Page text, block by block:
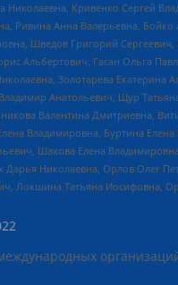
Николаевна, Кривенко
Ривина Анна Валерьевна,
Шведов Григорий
Альбертович, Гасан Ольга
Золотарева
Анатольевич, Щур
Валентина Дмитриевна,
Владимировна, Буртина
Шахова Елена
Николаевна, Орлов Олег
Локшина Татьяна Иосифовна,